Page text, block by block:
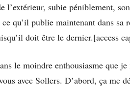
l’extérieur, subie péniblement,
qu’il publie maintenant dans sa
doit être le dernier.[access
le moindre enthousiasme que
avec Sollers. D’abord, ça me